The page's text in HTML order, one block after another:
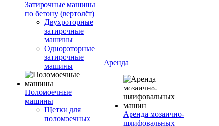
Затирочные машины
по бетону (вертолёт)
Двухроторные
затирочные
машины
Однороторные
затирочные
машины
Поломоечные
машины
Щетки для
поломоечных
Аренда
Аренда мозаично-
шлифовальных